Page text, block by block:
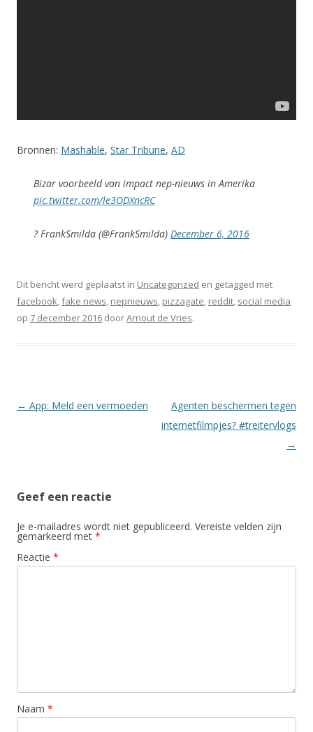
Bronnen: Mashable, Star Tribune, AD
Bizar voorbeeld van impact nep-nieuws in Amerika
pic.twitter.com/le3ODXncRC
? FrankSmilda (@FrankSmilda) December 6, 2016
Dit bericht werd geplaatst in Uncategorized en getagged met
facebook,fake news, nepnieuws, pizzagate, reddit, social media
op 7 december 2016 doorArnout de Vries.
Berichtnavigatie
← App: Meld een vermoeden
Agenten beschermen tegen
internetfilmpjes? #treitervlogs
→
Geef een reactie
Je e-mailadres wordt niet gepubliceerd. Vereiste velden zijn
gemarkeerd met *
Reactie *
Naam *